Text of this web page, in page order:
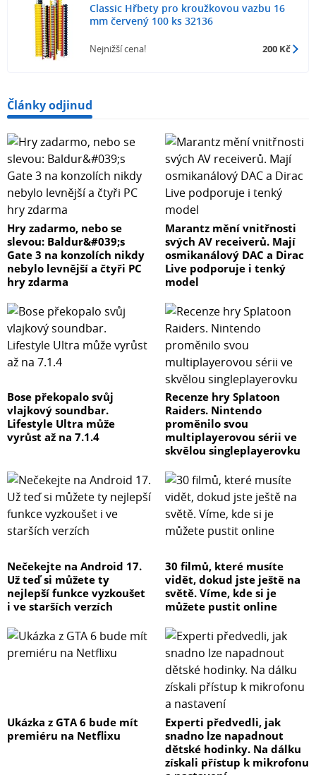
Classic Hřbety pro kroužkovou vazbu 16
mm červený 100 ks 32136
Nejnižší cena! 200 Kč
Články odjinud
Hry zadarmo, nebo se
slevou: Baldur&#039;s
Gate 3 na konzolích nikdy
nebylo levnější a čtyři PC
hry zdarma
Marantz mění vnitřnosti
svých AV receiverů. Mají
osmikanálový DAC a Dirac
Live podporuje i tenký
model
Bose překopalo svůj
vlajkový soundbar.
Lifestyle Ultra může
vyrůst až na 7.1.4
Recenze hry Splatoon
Raiders. Nintendo
proměnilo svou
multiplayerovou sérii ve
skvělou singleplayerovku
Nečekejte na Android 17.
Už teď si můžete ty
nejlepší funkce vyzkoušet
i ve starších verzích
30 filmů, které musíte
vidět, dokud jste ještě na
světě. Víme, kde si je
můžete pustit online
Ukázka z GTA 6 bude mít
premiéru na Netflixu
Experti předvedli, jak
snadno lze napadnout
dětské hodinky. Na dálku
získali přístup k mikrofonu